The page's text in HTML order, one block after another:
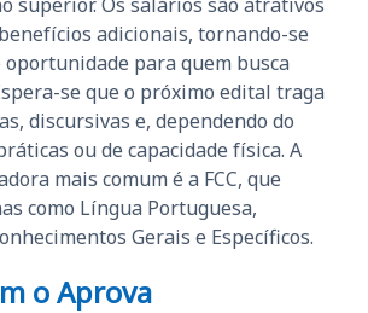
adicionais, tornando-se
oportunidade para quem busca
se que o próximo edital traga
discursivas e, dependendo do
ou de capacidade física. A
mais comum é a FCC, que
como Língua Portuguesa,
Gerais e Específicos.
o Aprova